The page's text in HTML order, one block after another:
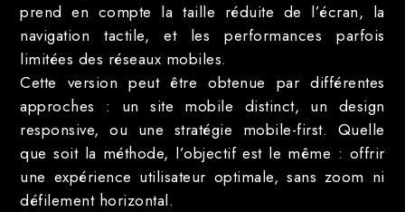
prend en compte la taille réduite de l’écran, la
navigation tactile, et les performances parfois
limitées des réseaux mobiles.
Cette version peut être obtenue par différentes
approches : un site mobile distinct, un design
responsive, ou une stratégie mobile-first. Quelle
que soit la méthode, l’objectif est le même : offrir
une expérience utilisateur optimale, sans zoom ni
défilement horizontal.